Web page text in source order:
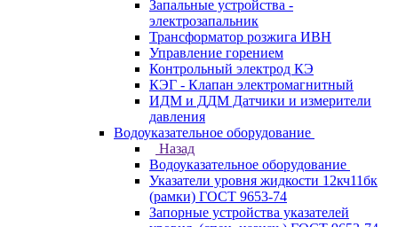
Запальные устройства -
электрозапальник
Трансформатор розжига ИВН
Управление горением
Контрольный электрод КЭ
КЭГ - Клапан электромагнитный
ИДМ и ДДМ Датчики и измерители
давления
Водоуказательное оборудование
Назад
Водоуказательное оборудование
Указатели уровня жидкости 12кч11бк
(рамки) ГОСТ 9653-74
Запорные устройства указателей